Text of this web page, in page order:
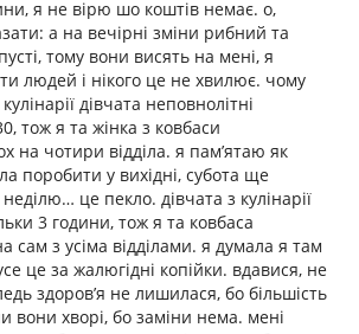
я не вірю шо коштів немає. о,
а на вечірні зміни рибний та
тому вони висять на мені, я
людей і нікого це не хвилює. чому
дівчата неповнолітні
тож я та жінка з ковбаси
на чотири відділа. я пам’ятаю як
поробити у вихідні, субота ще
це пекло. дівчата з кулінарії
3 години, тож я та ковбаса
сам з усіма відділами. я думала я там
це за жалюгідні копійки. вдавися, не
здоров’я не лишилася, бо більшість
вони хворі, бо заміни нема. мені